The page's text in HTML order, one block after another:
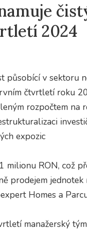
2024
působící v sektoru
čtvrtletí roku
rozpočtem na
expozic
milionu RON, což
prodejem
Homes a
manažerský